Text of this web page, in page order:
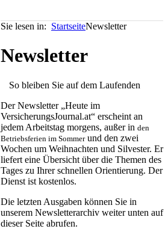
Sie lesen in: StartseiteNewsletter
Newsletter
So bleiben Sie auf dem Laufenden
Der Newsletter „Heute im
VersicherungsJournal.at“ erscheint an
jedem Arbeitstag morgens, außer in den
Betriebsferien im Sommerund den zwei
Wochen um Weihnachten und Silvester. Er
liefert eine Übersicht über die Themen des
Tages zu Ihrer schnellen Orientierung. Der
Dienst ist kostenlos.
Die letzten Ausgaben können Sie in
unserem Newsletterarchiv weiter unten auf
dieser Seite abrufen.